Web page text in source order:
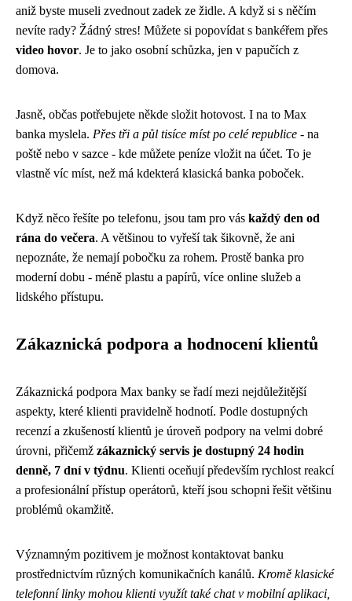
aniž byste museli zvednout zadek ze židle. A když si s něčím
nevíte rady? Žádný stres! Můžete si popovídat s bankéřem přes
video hovor. Je to jako osobní schůzka, jen v papučích z
domova.
Jasně, občas potřebujete někde složit hotovost. I na to Max
banka myslela. Přes tři a půl tisíce míst po celé republice - na
poště nebo v sazce - kde můžete peníze vložit na účet. To je
vlastně víc míst, než má kdekterá klasická banka poboček.
Když něco řešíte po telefonu, jsou tam pro vás každý den od
rána do večera. A většinou to vyřeší tak šikovně, že ani
nepoznáte, že nemají pobočku za rohem. Prostě banka pro
moderní dobu - méně plastu a papírů, více online služeb a
lidského přístupu.
Zákaznická podpora a hodnocení klientů
Zákaznická podpora Max banky se řadí mezi nejdůležitější
aspekty, které klienti pravidelně hodnotí. Podle dostupných
recenzí a zkušeností klientů je úroveň podpory na velmi dobré
úrovni, přičemž zákaznický servis je dostupný 24 hodin
denně, 7 dní v týdnu. Klienti oceňují především rychlost reakcí
a profesionální přístup operátorů, kteří jsou schopni řešit většinu
problémů okamžitě.
Významným pozitivem je možnost kontaktovat banku
prostřednictvím různých komunikačních kanálů. Kromě klasické
telefonní linky mohou klienti využít také chat v mobilní aplikaci,